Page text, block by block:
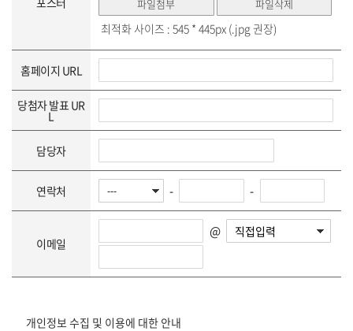
최적화 사이즈 : 545 * 445px (.jpg 권장)
홈페이지 URL
당첨자 발표 UR
L
담당자
연락처 - -
이메일
@
개인정보 수집 및 이용에 대한 안내